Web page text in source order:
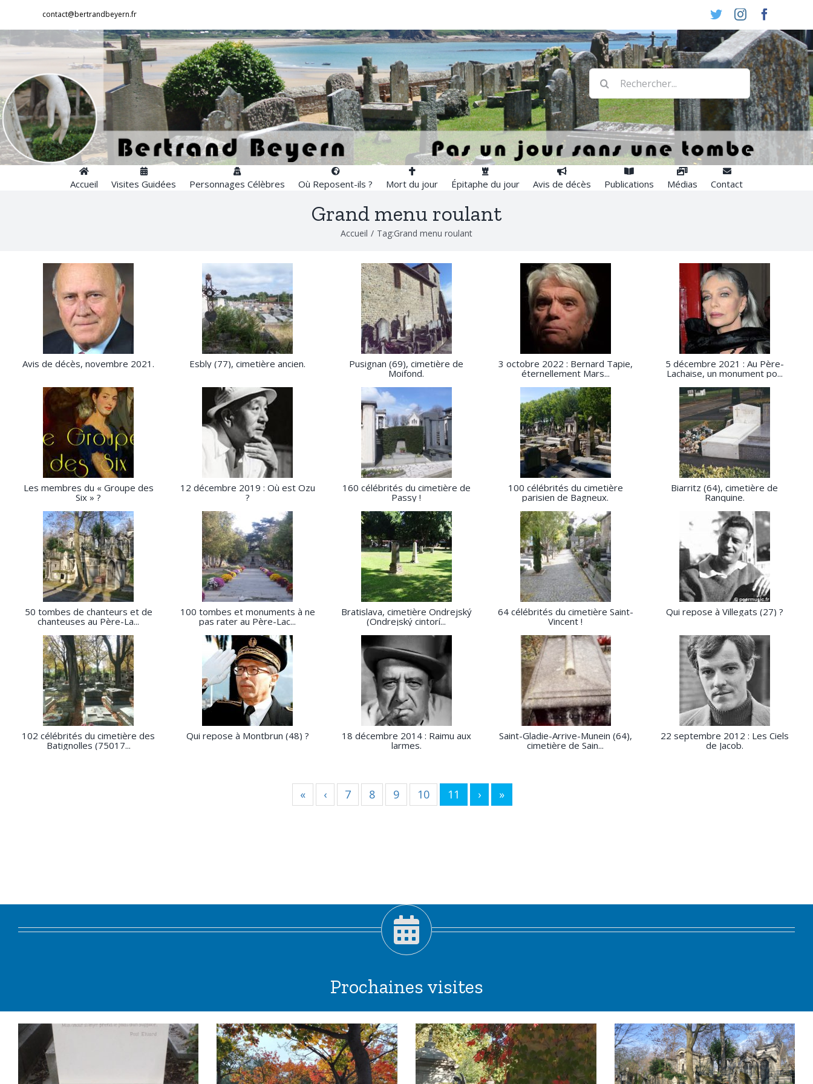
contenu
contact@bertrandbeyern.fr TwitterInstagram
Rechercher:
Accueil Visites Guidées Personnages Célèbres Où Reposent-ils ? Mort du jour Épitaphe du jour Avis de décès Publications Médias Contact
Grand menu roulant
Accueil / Tag:Grand menu roulant
Avis de décès, novembre 2021. Esbly (77), cimetière ancien.
Pusignan (69), cimetière de
Moifond.
3 octobre 2022 : Bernard Tapie,
éternellement Mars...
5 décembre 2021 : Au Père-
Lachaise, un monument po...
Les membres du « Groupe des
Six » ?
12 décembre 2019 : Où est Ozu
?
160 célébrités du cimetière de
Passy !
100 célébrités du cimetière
parisien de Bagneux.
Biarritz (64), cimetière de
Ranquine.
50 tombes de chanteurs et de
chanteuses au Père-La...
100 tombes et monuments à ne
pas rater au Père-Lac...
Bratislava, cimetière Ondrejský
(Ondrejský cintorí...
64 célébrités du cimetière Saint-
Vincent !
Qui repose à Villegats (27) ?
102 célébrités du cimetière des
Batignolles (75017...
Qui repose à Montbrun (48) ?
18 décembre 2014 : Raimu aux
larmes.
Saint-Gladie-Arrive-Munein (64),
cimetière de Sain...
22 septembre 2012 : Les Ciels
de Jacob.
« ‹ 7 8 9 10 11 › »
Prochaines visites